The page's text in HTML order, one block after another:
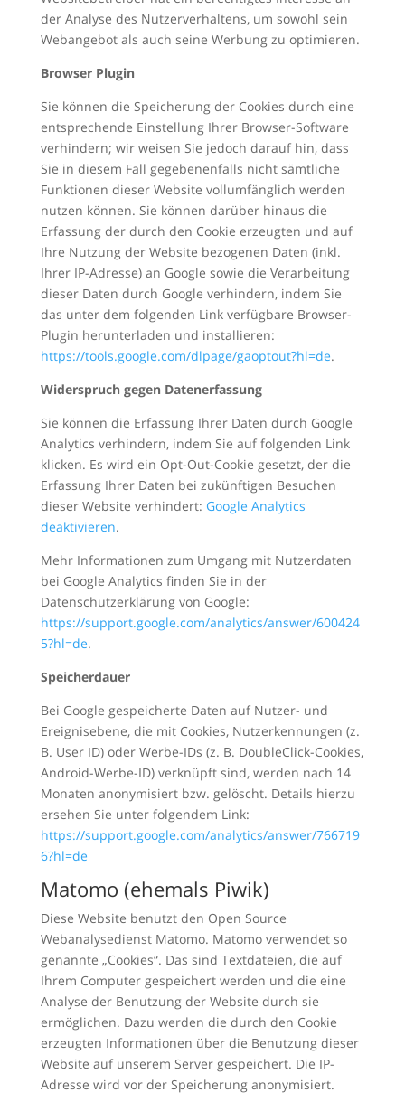
der Analyse des Nutzerverhaltens, um sowohl sein
Webangebot als auch seine Werbung zu optimieren.
Browser Plugin
Sie können die Speicherung der Cookies durch eine
entsprechende Einstellung Ihrer Browser-Software
verhindern; wir weisen Sie jedoch darauf hin, dass
Sie in diesem Fall gegebenenfalls nicht sämtliche
Funktionen dieser Website vollumfänglich werden
nutzen können. Sie können darüber hinaus die
Erfassung der durch den Cookie erzeugten und auf
Ihre Nutzung der Website bezogenen Daten (inkl.
Ihrer IP-Adresse) an Google sowie die Verarbeitung
dieser Daten durch Google verhindern, indem Sie
das unter dem folgenden Link verfügbare Browser-
Plugin herunterladen und installieren:
https://tools.google.com/dlpage/gaoptout?hl=de.
Widerspruch gegen Datenerfassung
Sie können die Erfassung Ihrer Daten durch Google
Analytics verhindern, indem Sie auf folgenden Link
klicken. Es wird ein Opt-Out-Cookie gesetzt, der die
Erfassung Ihrer Daten bei zukünftigen Besuchen
dieser Website verhindert: Google Analytics
deaktivieren.
Mehr Informationen zum Umgang mit Nutzerdaten
bei Google Analytics finden Sie in der
Datenschutzerklärung von Google:
https://support.google.com/analytics/answer/600424
5?hl=de.
Speicherdauer
Bei Google gespeicherte Daten auf Nutzer- und
Ereignisebene, die mit Cookies, Nutzerkennungen (z.
B. User ID) oder Werbe-IDs (z. B. DoubleClick-Cookies,
Android-Werbe-ID) verknüpft sind, werden nach 14
Monaten anonymisiert bzw. gelöscht. Details hierzu
ersehen Sie unter folgendem Link:
https://support.google.com/analytics/answer/766719
6?hl=de
Matomo (ehemals Piwik)
Diese Website benutzt den Open Source
Webanalysedienst Matomo. Matomo verwendet so
genannte „Cookies“. Das sind Textdateien, die auf
Ihrem Computer gespeichert werden und die eine
Analyse der Benutzung der Website durch sie
ermöglichen. Dazu werden die durch den Cookie
erzeugten Informationen über die Benutzung dieser
Website auf unserem Server gespeichert. Die IP-
Adresse wird vor der Speicherung anonymisiert.